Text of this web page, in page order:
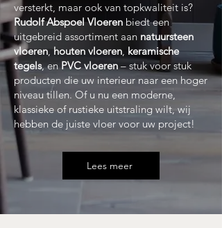
versterkt, maar ook van topkwaliteit is?
Rudolf Abspoel Vloeren biedt een
uitgebreid assortiment aan natuursteen
vloeren, houten vloeren, keramische
tegels, enPVC vloeren – stuk voor stuk
producten die uw interieur naar een hoger
niveau tillen. Of u nu een moderne,
klassieke of rustieke uitstraling wilt, wij
hebben de juiste vloer voor uw project!
Lees meer